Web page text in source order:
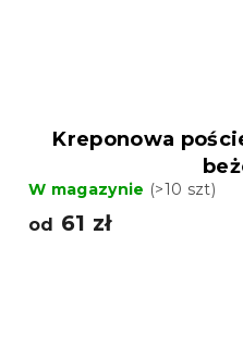
Kreponowa
W magazynie (>10 szt)
od 61 zł